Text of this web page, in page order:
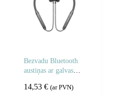
Bezvadu Bluetooth
austiņas ar galvas
14,53€ (ar PVN)